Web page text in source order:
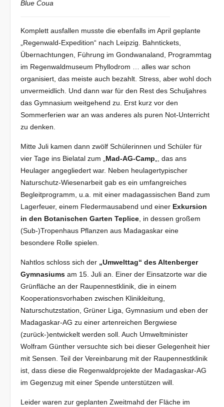
Blue Coua
Komplett ausfallen musste die ebenfalls im April geplante
„Regenwald-Expedition“ nach Leipzig. Bahntickets,
Übernachtungen, Führung im Gondwanaland, Programmtag
im Regenwaldmuseum Phyllodrom … alles war schon
organisiert, das meiste auch bezahlt. Stress, aber wohl doch
unvermeidlich. Und dann war für den Rest des Schuljahres
das Gymnasium weitgehend zu. Erst kurz vor den
Sommerferien war an was anderes als puren Not-Unterricht
zu denken.
Mitte Juli kamen dann zwölf Schülerinnen und Schüler für
vier Tage ins Bielatal zum „ Mad-AG-Camp „, das ans
Heulager angegliedert war. Neben heulagertypischer
Naturschutz-Wiesenarbeit gab es ein umfangreiches
Begleitprogramm, u.a. mit einer madagassischen Band zum
Lagerfeuer, einem Fledermausabend und einer Exkursion
in den Botanischen Garten Teplice , in dessen großem
(Sub-)Tropenhaus Pflanzen aus Madagaskar eine
besondere Rolle spielen.
Nahtlos schloss sich der „Umwelttag“ des Altenberger
Gymnasiums am 15. Juli an. Einer der Einsatzorte war die
Grünfläche an der Raupennestklinik, die in einem
Kooperationsvorhaben zwischen Klinikleitung,
Naturschutzstation, Grüner Liga, Gymnasium und eben der
Madagaskar-AG zu einer artenreichen Bergwiese
(zurück-)entwickelt werden soll. Auch Umweltminister
Wolfram Günther versuchte sich bei dieser Gelegenheit hier
mit Sensen. Teil der Vereinbarung mit der Raupennestklinik
ist, dass diese die Regenwaldprojekte der Madagaskar-AG
im Gegenzug mit einer Spende unterstützen will.
Leider waren zur geplanten Zweitmahd der Fläche im